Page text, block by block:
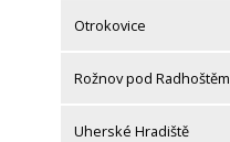
Otrokovice
Rožnov pod Radhoštěm
Uherské Hradiště